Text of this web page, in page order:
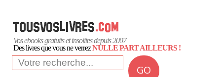
Vos ebooks gratuits et insolites depuis 2007
Des livres que vous ne verrezNULLE PART AILLEURS !
GO